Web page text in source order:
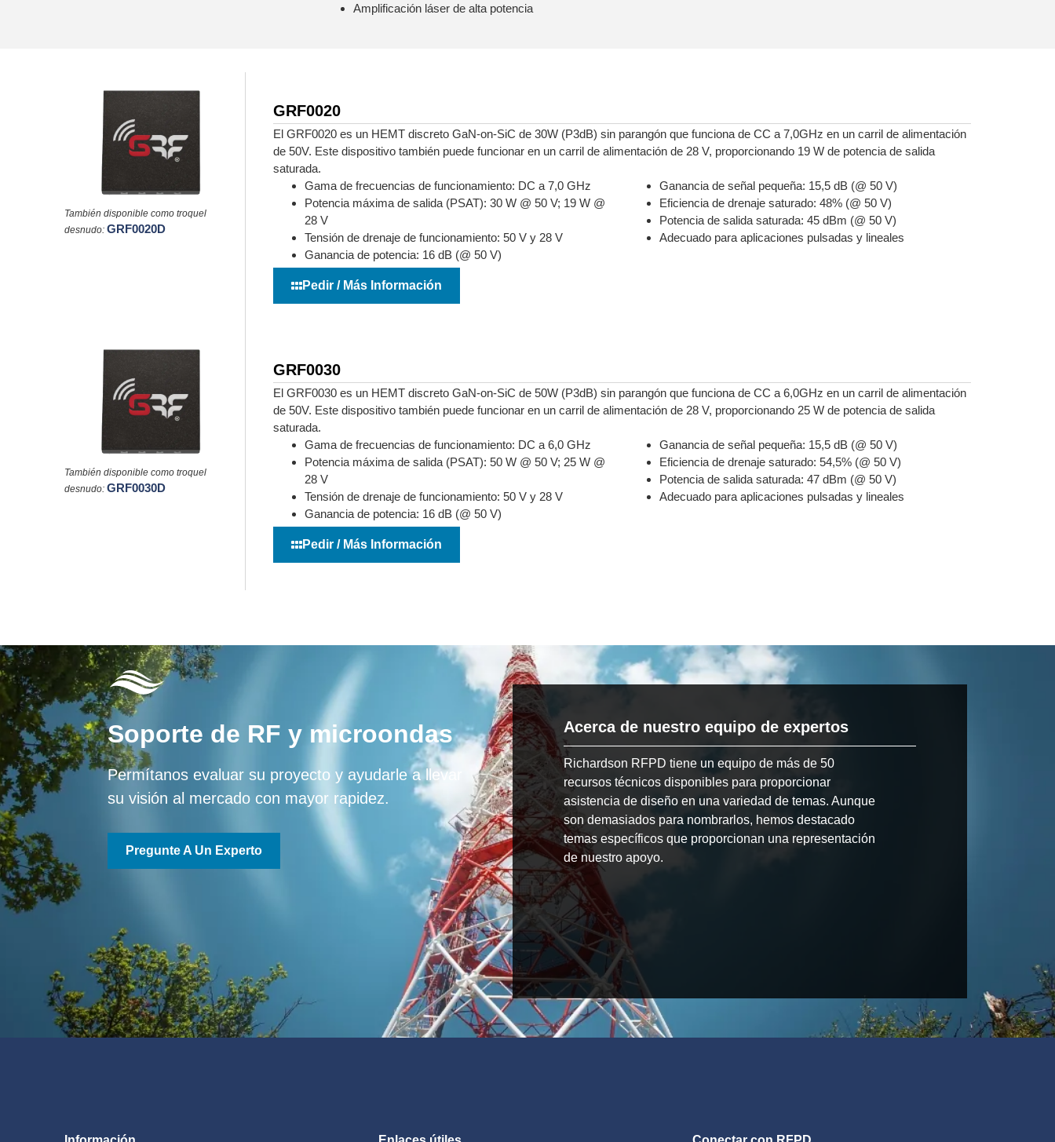
Amplificación láser de alta potencia
También disponible como troquel
desnudo: GRF0020D
GRF0020
El GRF0020 es un HEMT discreto GaN-on-SiC de 30W (P3dB) sin parangón que funciona de CC a 7,0GHz en un carril de alimentación
de 50V. Este dispositivo también puede funcionar en un carril de alimentación de 28 V, proporcionando 19 W de potencia de salida
saturada.
Gama de frecuencias de funcionamiento: DC a 7,0 GHz
Potencia máxima de salida (PSAT): 30 W @ 50 V; 19 W @
28 V
Tensión de drenaje de funcionamiento: 50 V y 28 V
Ganancia de potencia: 16 dB (@ 50 V)
Ganancia de señal pequeña: 15,5 dB (@ 50 V)
Eficiencia de drenaje saturado: 48% (@ 50 V)
Potencia de salida saturada: 45 dBm (@ 50 V)
Adecuado para aplicaciones pulsadas y lineales
Pedir / Más Información
También disponible como troquel
desnudo: GRF0030D
GRF0030
El GRF0030 es un HEMT discreto GaN-on-SiC de 50W (P3dB) sin parangón que funciona de CC a 6,0GHz en un carril de alimentación
de 50V. Este dispositivo también puede funcionar en un carril de alimentación de 28 V, proporcionando 25 W de potencia de salida
saturada.
Gama de frecuencias de funcionamiento: DC a 6,0 GHz
Potencia máxima de salida (PSAT): 50 W @ 50 V; 25 W @
28 V
Tensión de drenaje de funcionamiento: 50 V y 28 V
Ganancia de potencia: 16 dB (@ 50 V)
Ganancia de señal pequeña: 15,5 dB (@ 50 V)
Eficiencia de drenaje saturado: 54,5% (@ 50 V)
Potencia de salida saturada: 47 dBm (@ 50 V)
Adecuado para aplicaciones pulsadas y lineales
Pedir / Más Información
Soporte de RF y microondas
Permítanos evaluar su proyecto y ayudarle a llevar
su visión al mercado con mayor rapidez.
Pregunte A Un Experto
Acerca de nuestro equipo de expertos
Richardson RFPD tiene un equipo de más de 50
recursos técnicos disponibles para proporcionar
asistencia de diseño en una variedad de temas. Aunque
son demasiados para nombrarlos, hemos destacado
temas específicos que proporcionan una representación
de nuestro apoyo.